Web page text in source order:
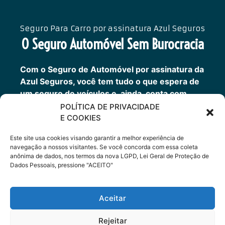
POLÍTICA DE PRIVACIDADE
E COOKIES
Este site usa cookies visando garantir a melhor experiência de
navegação a nossos visitantes. Se você concorda com essa coleta
anônima de dados, nos termos da nova LGPD, Lei Geral de Proteção de
Dados Pessoais, pressione "ACEITO"
Aceitar
Rejeitar
Seguro Para Carro por assinatura Azul Seguros
O Seguro Automóvel Sem Burocracia
Com o Seguro de Automóvel por assinatura da
Azul Seguros, você tem tudo o que espera de
um seguro de veículos e, ainda, conta com
outros benefícios disponíveis 24h.
Você tem um seguro completo com a garantia
Porto Seguro.
Cote Agora